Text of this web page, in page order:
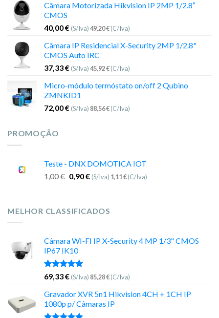
Câmara Motorizada Hikvision IP 2MP 1/2.8″
CMOS
40,00€ (S/Iva)49,20€(C/Iva)
Câmara IP Residencial X-Security 2MP 1/2.8"
CMOS Auto IRC
37,33€ (S/Iva)45,92€(C/Iva)
Micro-módulo termóstato on/off 2 Qubino
ZMNKID1
72,00€ (S/Iva) 88,56€(C/Iva)
PROMOÇÃO
Teste - DNX DOMOTICA IOT
1,00€ 0,90€ (S/Iva) 1,11€(C/Iva)
MELHOR CLASSIFICADOS
Câmara WI-FI IP X-Security 4 MP 1/3" CMOS
IP67 IK10
Avaliação
5.00
de 5
69,33€ (S/Iva) 85,28€(C/Iva)
Gravador XVR 5n1 Hikvision 4CH + 1CH IP
1080p p/ Câmaras IP